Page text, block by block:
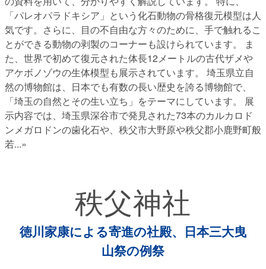
「パレオパラドキシア」という化石動物の骨格復元模型は人
気です。さらに、目の不自由な方々のために、手で触れるこ
とができる動物の剥製のコーナーも設けられています。 ま
た、世界で初めて復元された体長12メートルの古代ザメや
アケボノゾウの生体模型も展示されています。 埼玉県立自
然の博物館は、日本でも有数の長い歴史を誇る博物館で、
「埼玉の自然とその生い立ち」をテーマにしています。 展
示内容では、埼玉県深谷市で発見された73本のカルカロド
ンメガロドンの歯化石や、秩父市大野原や秩父郡小鹿野町般
若...»
秩父神社
徳川家康による寄進の社殿、日本三大曳
山祭の例祭